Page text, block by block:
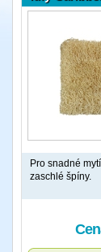
Pro snadné
zaschlé špíny.